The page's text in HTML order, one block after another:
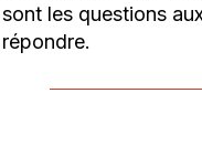
sont les questions
répondre.